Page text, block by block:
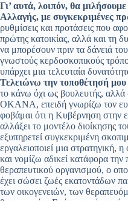
Γι’ αυτά, λοιπόν, θα
Αλλαγής, με συγκεκριμένες
ρυθμίσεις και προτάσεις που
πρώτης κατοικίας, αλλά και τη
να μπορέσουν πριν τα δάνειά
γνωστούς κερδοσκοπικούς
υπάρχει μια τελευταία
Τελειώνω την τοποθέτησή
το κάνω όχι ως βουλευτής,
ΟΚΑΝΑ, επειδή γνωρίζω τον
φοβάμαι ότι η Κυβέρνηση στην
αλλάξει το μοντέλο διοίκησης
εξυπηρετεί συγκεκριμένη
εργαλειοποιεί μια στρατηγική,
και νομίζω αδικεί κατάφορα
θεραπευτικού οργανισμού, ο
έχει σώσει ζωές εκατοντάδων
των οικογενειών, των